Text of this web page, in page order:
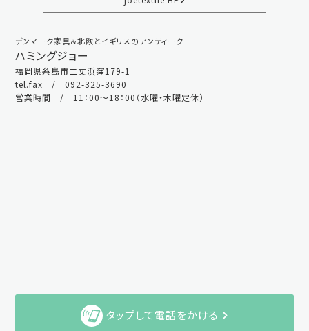
デンマーク家具＆北欧とイギリスのアンティーク
ハミングジョー
福岡県糸島市二丈浜窪179-1
tel.fax / 092-325-3690
営業時間 / 11：00～18：00（水曜・木曜定休）
タップして電話をかける